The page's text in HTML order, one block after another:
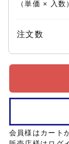
（単価 × 入数
注文数
会員様はカート